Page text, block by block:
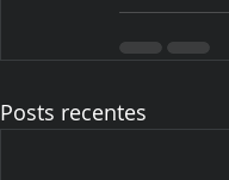
Posts recentes